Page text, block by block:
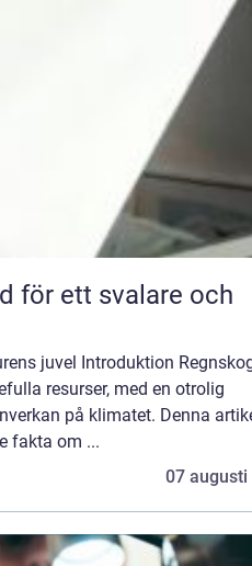
juvel Introduktion
resurser, med en otrolig
på klimatet. Denna
fakta om ...
07 augusti